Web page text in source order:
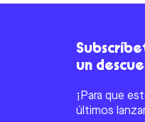
un
¡Para que
últimos